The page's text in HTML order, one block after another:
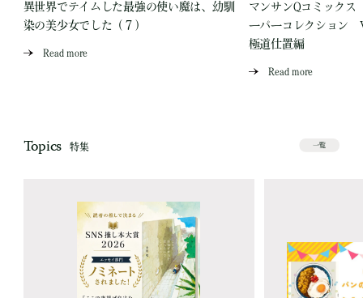
異世界でテイムした最強の使い魔は、幼馴
染の美少女でした（７）
Read more
マンサンQコミック
ーパーコレクション
極道仕置編
Read more
Topics 特集 一覧